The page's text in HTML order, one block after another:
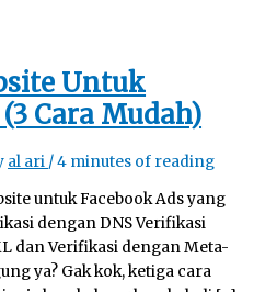
Untuk
Cara Mudah)
al ari /4 minutes of reading
untuk Facebook Ads yang
dengan DNS Verifikasi
dan Verifikasi dengan Meta-
ya? Gak kok, ketiga cara